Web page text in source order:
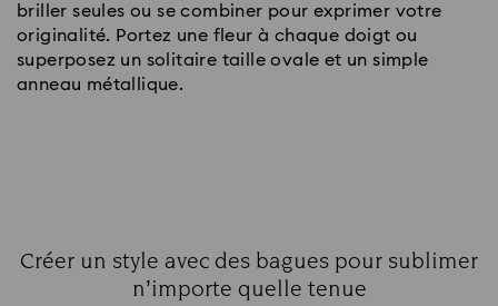
briller seules ou se combiner pour exprimer votre
originalité. Portez une fleur à chaque doigt ou
superposez un solitaire taille ovale et un simple
anneau métallique.
Créer un style avec des bagues pour sublimer
n’importe quelle tenue